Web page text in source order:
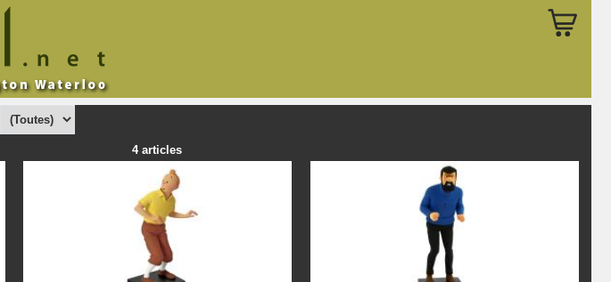
4 articles